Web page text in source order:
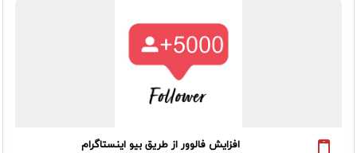
افزایش فالوور از طریق بیو اینستاگرام